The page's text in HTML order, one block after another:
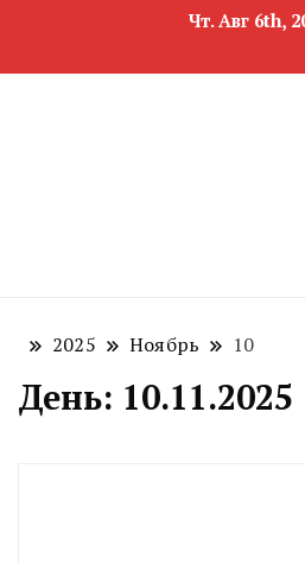
Чт. Авг 6th,
2025 Ноябрь 10
День: 10.11.2025